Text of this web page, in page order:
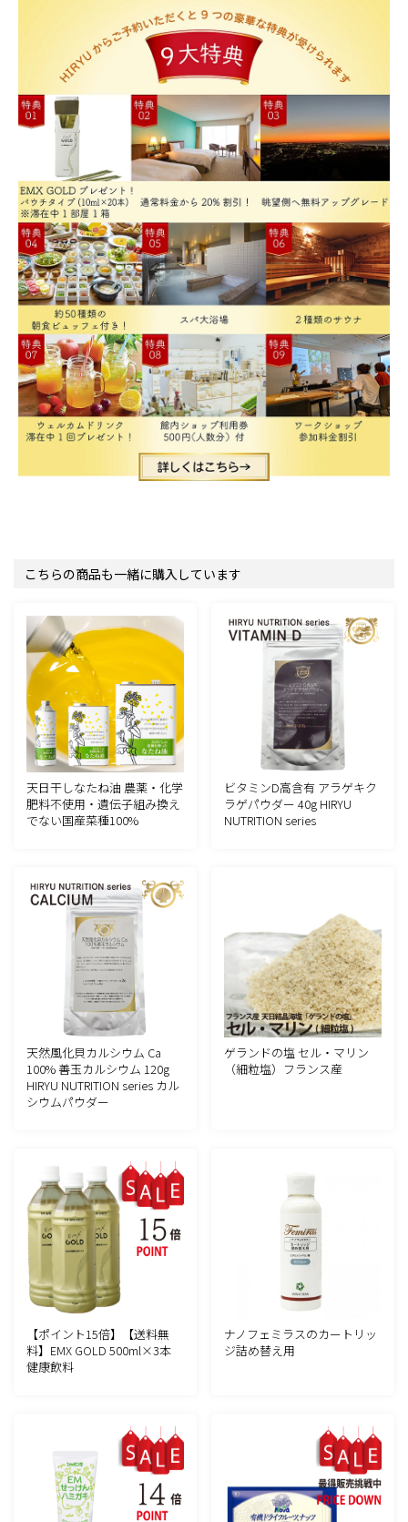
こちらの商品も一緒に購入しています
天日干しなたね油 農薬・化学
肥料不使用・遺伝子組み換え
でない国産菜種100%
ビタミンD高含有 アラゲキク
ラゲパウダー 40g HIRYU
NUTRITION series
天然風化貝カルシウム Ca
100% 善玉カルシウム 120g
HIRYU NUTRITION series カル
シウムパウダー
ゲランドの塩 セル・マリン
（細粒塩）フランス産
【ポイント15倍】【送料無
料】EMX GOLD 500ml×3本
健康飲料
ナノフェミラスのカートリッ
ジ詰め替え用